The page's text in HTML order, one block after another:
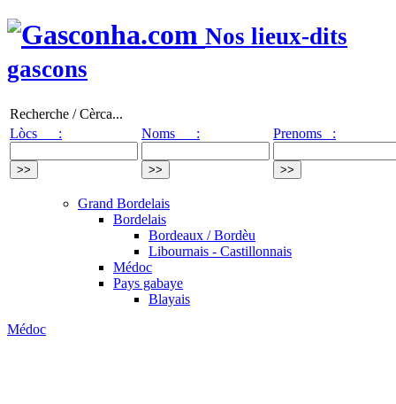
Nos lieux-dits
gascons
Recherche / Cèrca...
Lòcs :
Noms : Prenoms :
Grand Bordelais
Bordelais
Bordeaux / Bordèu
Libournais - Castillonnais
Médoc
Pays gabaye
Blayais
Médoc